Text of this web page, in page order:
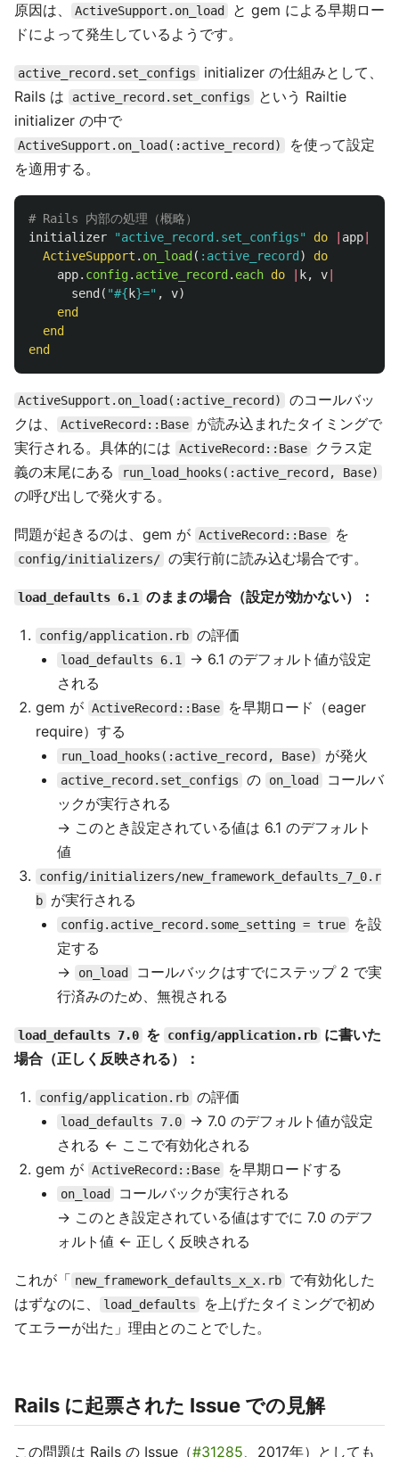
原因は、 ActiveSupport.on_load
と gem による早期ロー
ドによって発生しているようです。
active_record.set_configs
initializer の仕組みとして、
Rails は
active_record.set_configs
という Railtie
initializer の中で
ActiveSupport.on_load(:active_record)
を使って設定
を適用する。
# Rails 内部の処理（概略）
initializer
"active_record.set_configs" do app
ActiveSupport . on_load ( :active_record )
do
app. config. active_record . each do k, v
send ( "#{ k}=" , v)
end
end
end
ActiveSupport.on_load(:active_record)
のコールバッ
クは、
ActiveRecord::Base
が読み込まれたタイミングで
実行される。具体的には
ActiveRecord::Base
クラス定
義の末尾にある
run_load_hooks(:active_record, Base)
の呼び出しで発火する。
問題が起きるのは、gem が ActiveRecord::Base を
config/initializers/ の実行前に読み込む場合です。
load_defaults 6.1 のままの場合（設定が効かない）：
config/application.rb の評価
load_defaults 6.1
→ 6.1 のデフォルト値が設定
される
gem が ActiveRecord::Base
を早期ロード（eager
require）する
run_load_hooks(:active_record, Base) が発火
active_record.set_configs の on_load
コールバ
ックが実行される
→ このとき設定されている値は 6.1 のデフォルト
値
config/initializers/new_framework_defaults_7_0.r
b
が実行される
config.active_record.some_setting = true
を設
定する
→
on_load
コールバックはすでにステップ 2 で実
行済みのため、無視される
load_defaults 7.0 を config/application.rb に書いた
場合（正しく反映される）：
config/application.rb の評価
load_defaults 7.0
→ 7.0 のデフォルト値が設定
される ← ここで有効化される
gem が ActiveRecord::Base を早期ロードする
on_load
コールバックが実行される
→ このとき設定されている値はすでに 7.0 のデフ
ォルト値 ← 正しく反映される
これが「 new_framework_defaults_x_x.rb
で有効化した
はずなのに、
load_defaults
を上げたタイミングで初め
てエラーが出た」理由とのことでした。
Rails に起票された Issue での見解
この問題は Rails の Issue（#31285、2017年）としても